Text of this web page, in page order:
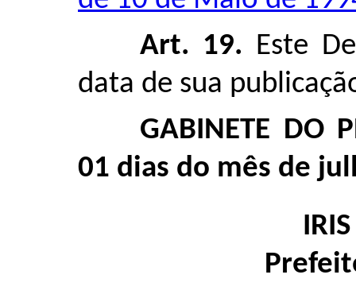
Art. 19. Este
data de sua
GABINETE DO
01 dias do mês de